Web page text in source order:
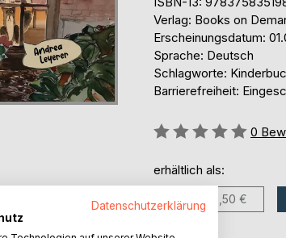
Verlag: Books on
Erscheinungsdatum:
Sprache: Deutsch
Schlagworte:
Barrierefreiheit:
Bewertung::
0
erhältlich als:
BUCH 19,50 €
Datenschutzerklärung